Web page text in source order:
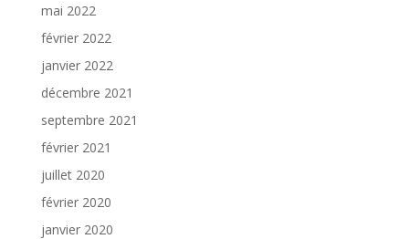
mai 2022
février 2022
janvier 2022
décembre 2021
septembre 2021
février 2021
juillet 2020
février 2020
janvier 2020